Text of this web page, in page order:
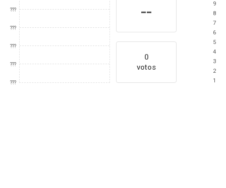
???
???
???
???
???
--
0
votos
9
8
7
6
5
4
3
2
1